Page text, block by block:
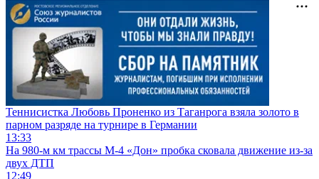
Теннисистка Любовь Проненко из Таганрога взяла золото в
парном разряде на турнире в Германии
13:33
На 980‑м км трассы М‑4 «Дон» пробка сковала движение из-за
двух ДТП
12:49